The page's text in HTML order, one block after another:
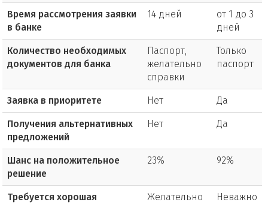
Время рассмотрения заявки
в банке
14 дней
от 1 до 3
дней
Количество необходимых
документов для банка
Паспорт,
желательно
справки
Только
паспорт
Заявка в приоритете Нет Да
Получения альтернативных
предложений
Нет Да
Шанс на положительное
решение
23% 92%
Требуется хорошая
Желательно Неважно